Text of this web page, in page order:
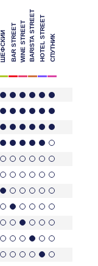
ШЕФСКИЙ BAR STREETWINE STREETBARISTA STREETHOTEL STREET СПУТНИК